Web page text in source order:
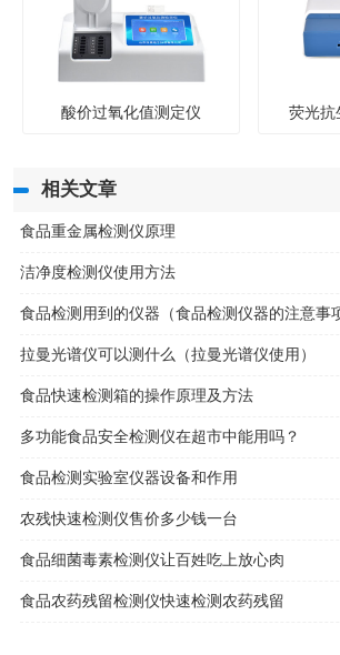
酸价过氧化值测定仪 荧光抗
相关文章
食品重金属检测仪原理
洁净度检测仪使用方法
食品检测用到的仪器（食品检测仪器的注意事
拉曼光谱仪可以测什么（拉曼光谱仪使用）
食品快速检测箱的操作原理及方法
多功能食品安全检测仪在超市中能用吗？
食品检测实验室仪器设备和作用
农残快速检测仪售价多少钱一台
食品细菌毒素检测仪让百姓吃上放心肉
食品农药残留检测仪快速检测农药残留